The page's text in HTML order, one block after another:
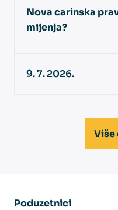
Nova carinska
mijenja?
9. 7. 2026.
Više
Poduzetnici